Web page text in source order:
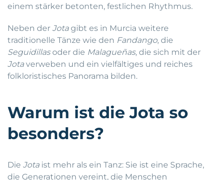
einem stärker betonten, festlichen Rhythmus.
Neben der Jotagibt es in Murcia weitere
traditionelle Tänze wie den Fandango, die
Seguidillasoder die Malagueñas, die sich mit der
Jotaverweben und ein vielfältiges und reiches
folkloristisches Panorama bilden.
Warum ist die Jota so
besonders?
Die Jotaist mehr als ein Tanz: Sie ist eine Sprache,
die Generationen vereint, die Menschen